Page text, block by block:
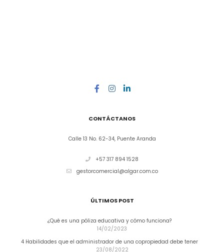
CONTÁCTANOS
Calle 13 No. 62-34, Puente Aranda
+57 317 894 1528
gestorcomercial@algar.com.co
ÚLTIMOS POST
¿Qué es una póliza educativa y cómo funciona?
14/02/2023
4 Habilidades que el administrador de una copropiedad debe tener
23/08/2022